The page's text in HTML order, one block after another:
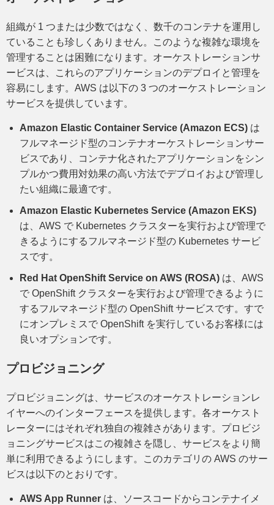
組織が 1 つまたは少数ではなく、数千のコンテナを運用し
ていることも珍しくありません。このような複雑な環境を
管理することは困難になります。オーケストレーションサ
ービスは、これらのアプリケーションのデプロイと管理を
容易にします。AWS は以下の 3 つのオーケストレーション
サービスを提供しています。
Amazon Elastic Container Service (Amazon ECS) は
フルマネージド型のコンテナオーケストレーションサー
ビスであり、コンテナ化されたアプリケーションをシン
プルかつ費用対効果の高い方法でデプロイおよび管理し
たい組織に最適です。
Amazon Elastic Kubernetes Service (Amazon EKS)
は、AWS で Kubernetes クラスターを実行および管理で
きるようにするフルマネージド型の Kubernetes サービ
スです。
Red Hat OpenShift Service on AWS (ROSA) は、AWS
で OpenShift クラスターを実行および管理できるように
するフルマネージド型の OpenShift サービスです。すで
にオンプレミスで OpenShift を実行しているお客様には
良いオプションです。
プロビジョニング
プロビジョニングは、サービスのオーケストレーションレ
イヤーへのインターフェースを提供します。各オーケスト
レーターにはそれぞれ独自の複雑さがあります。プロビジ
ョニングサービスはこの複雑さを隠し、サービスをより簡
単に利用できるようにします。このカテゴリの AWS のサー
ビスは以下のとおりです。
AWS App Runner は、ソースコードからコンテナイメ